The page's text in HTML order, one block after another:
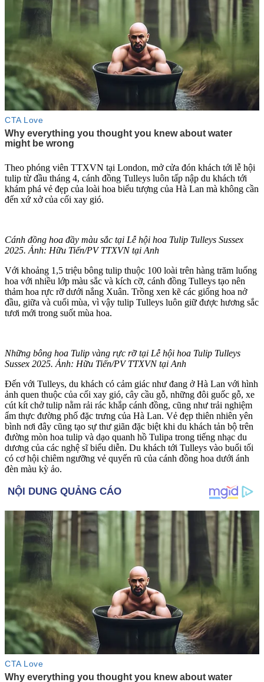
Theo phóng viên TTXVN tại London, mở cửa đón khách tới lễ hội
tulip từ đầu tháng 4, cánh đồng Tulleys luôn tấp nập du khách tới
khám phá vẻ đẹp của loài hoa biểu tượng của Hà Lan mà không cần
đến xứ xở của cối xay gió.
Cánh đồng hoa đầy màu sắc tại Lễ hội hoa Tulip Tulleys Susse‌ּx
2025. Ảnh: Hữu Tiến/PV TTXVN tại Anh
Với khoảng 1,5 triệu bông tulip thuộc 100 loài trên hàng trăm luống
hoa với nhiều lớp màu sắc và kích cỡ, cánh đồng Tulleys tạo nên
thảm hoa rực rỡ dưới nắng Xuân. Trồng xen kẽ các giống hoa nở
đầu, giữa và cuối mùa, vì vậy tulip Tulleys luôn giữ được hương sắc
tươi mới trong suốt mùa hoa.
Những bông hoa Tulip vàng rực rỡ tại Lễ hội hoa Tulip Tulleys
Susse‌ּx 2025. Ảnh: Hữu Tiến/PV TTXVN tại Anh
Đến với Tulleys, du khách có cảm giác như đang ở Hà Lan với hình
ảnh quen thuộc của cối xay gió, cây cầu gỗ, những đôi guốc gỗ, xe
cút kít chở tulip nằm rải rác khắp cánh đồng, cũng như trải nghiệm
ẩm thực đường phố đặc trưng của Hà Lan. Vẻ đẹp thiên nhiên yên
bình nơi đây cũng tạo sự thư giãn đặc biệt khi du khách tản bộ trên
đường mòn hoa tulip và dạo quanh hồ Tulipa trong tiếng nhạc du
dương của các nghệ sĩ biểu diễn. Du khách tới Tulleys vào buổi tối
có cơ hội chiêm ngưỡng vẻ quyến rũ của cánh đồng hoa dưới ánh
đèn màu kỳ ảo.